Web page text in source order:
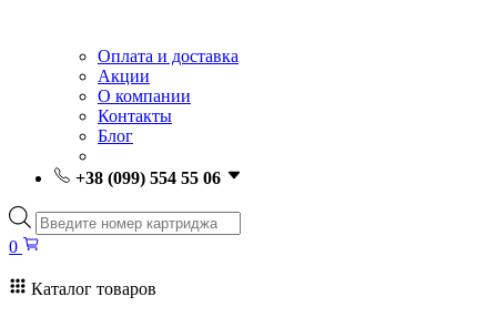
Оплата и доставка
Акции
О компании
Контакты
Блог
+38 (099) 554 55 06
Поиск
товаров
0
Каталог товаров